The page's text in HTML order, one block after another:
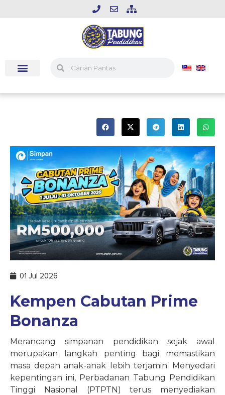
01 Jul 2026
Kempen Cabutan Prime
Bonanza
Merancang simpanan pendidikan sejak awal
merupakan langkah penting bagi memastikan
masa depan anak-anak lebih terjamin. Menyedari
kepentingan ini, Perbadanan Tabung Pendidikan
Tinggi Nasional (PTPTN) terus menyediakan